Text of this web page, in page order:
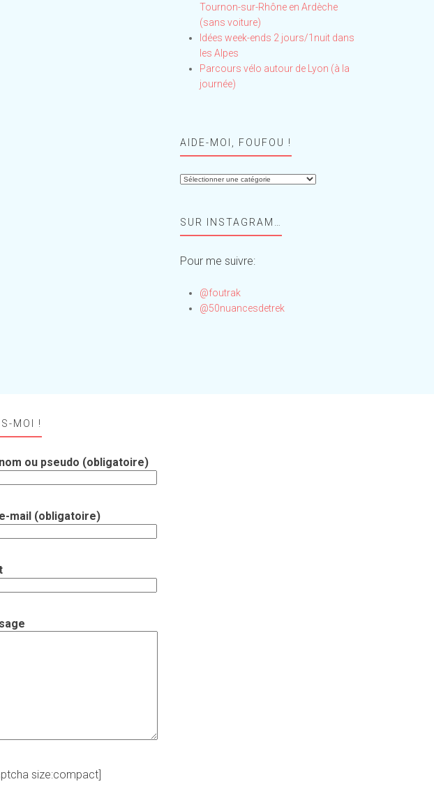
Tournon-sur-Rhône en Ardèche
(sans voiture)
Idées week-ends 2 jours/1nuit dans
les Alpes
Parcours vélo autour de Lyon (à la
journée)
AIDE-MOI, FOUFOU !
Aide-
!SUR INSTAGRAM…
Pour me suivre:
@foutrak
@50nuancesdetrek
MOI !
ou pseudo (obligatoire)
mail (obligatoire)
size:compact]